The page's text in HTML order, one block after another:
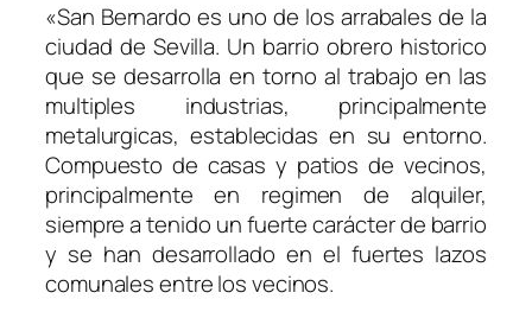
«San Bernardo es uno de los arrabales de la
ciudad de Sevilla. Un barrio obrero historico
que se desarrolla en torno al trabajo en las
multiples industrias, principalmente
metalurgicas, establecidas en su entorno.
Compuesto de casas y patios de vecinos,
principalmente en regimen de alquiler,
siempre a tenido un fuerte carácter de barrio
y se han desarrollado en el fuertes lazos
comunales entre los vecinos.